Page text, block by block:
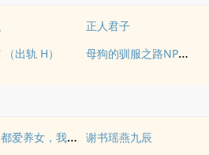
正人君子
出轨 H） 母狗的驯服之路NP（强制爱）
全家都爱养女，我被顶级大佬夜夜亲红温
谢书瑶燕九辰